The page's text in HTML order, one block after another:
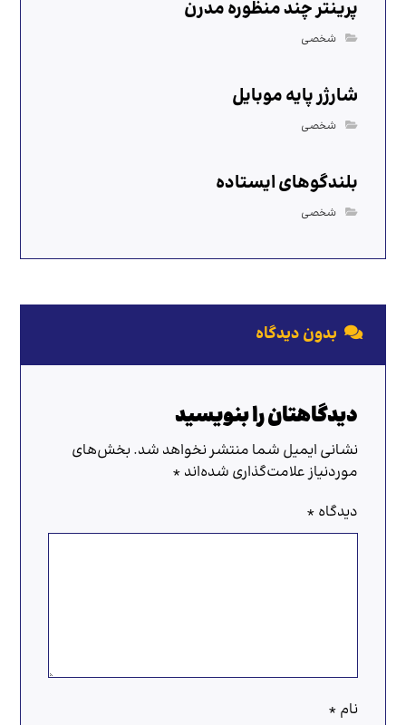
پرینتر چند منظوره مدرن
شخصی
شارژر پایه موبایل
شخصی
بلندگوهای ایستاده
شخصی
بدون دیدگاه
دیدگاهتان را بنویسید
نشانی ایمیل شما منتشر نخواهد شد.بخش‌های
موردنیاز علامت‌گذاری شده‌اند *
دیدگاه *
نام *